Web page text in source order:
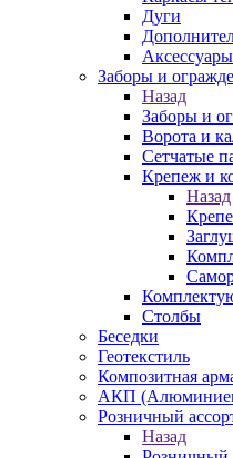
Дуги
Заборы и
Назад
Заборы и
Ворота и
Сетчатые
Крепеж и
Назад
Столбы
Беседки
Геотекстиль
Композитная
АКП
Розничный
Назад